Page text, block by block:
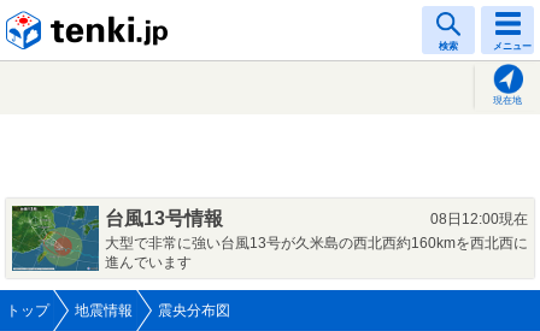
検索 メニュー
現在地
台風13号情報
08日12:00現在
大型で非常に強い台風13号が久米島の西北西約160kmを西北西に
進んでいます
トップ 地震情報 震央分布図